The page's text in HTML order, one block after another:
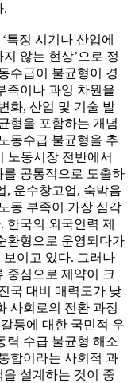
.
특정 시기나 산업에
않는 현상’으로 정
수급이 불균형이 경
족이나 과잉 차원을
화, 산업 및 기술 발
형을 포함하는 개념
동수급 불균형을 추
노동시장 전반에서
공통적으로 도출하
, 운수창고업, 숙박음
동 부족이 가장 심각
한국의 외국인력 제
환형으로 운영되다가
이고 있다. 그러나
중심으로 제약이 크
국 대비 매력도가 낮
사회로의 전환 과정
등에 대한 국민적 우
력 수급 불균형 해소
합이라는 사회적 과
설계하는 것이 중